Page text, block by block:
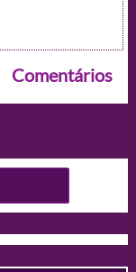
Comentários